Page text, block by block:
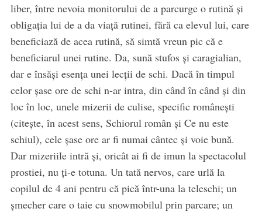
liber, între nevoia monitorului de a parcurge o rutină și
obligația lui de a da viață rutinei, fără ca elevul lui, care
beneficiază de acea rutină, să simtă vreun pic că e
beneficiarul unei rutine. Da, sună stufos și caragialian,
dar e însăși esența unei lecții de schi. Dacă în timpul
celor șase ore de schi n-ar intra, din când în când și din
loc în loc, unele mizerii de culise, specific românești
(citește, în acest sens, Schiorul român și Ce nu este
schiul), cele șase ore ar fi numai cântec și voie bună.
Dar mizeriile intră și, oricât ai fi de imun la spectacolul
prostiei, nu ți-e totuna. Un tată nervos, care urlă la
copilul de 4 ani pentru că pică într-una la teleschi; un
șmecher care o taie cu snowmobilul prin parcare; un